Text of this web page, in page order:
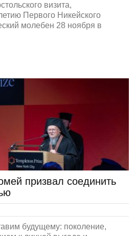
визита,
Первого Никейского
молебен 28 ноября в
призвал соединить
будущему: поколение,